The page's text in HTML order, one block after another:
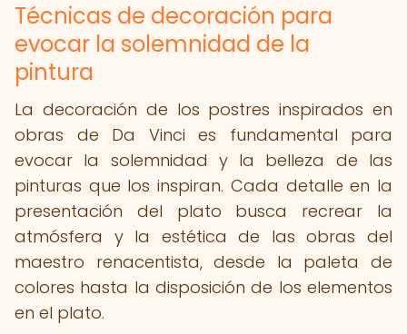
Técnicas de decoración para
evocar la solemnidad de la
pintura
La decoración de los postres inspirados en
obras de Da Vinci es fundamental para
evocar la solemnidad y la belleza de las
pinturas que los inspiran. Cada detalle en la
presentación del plato busca recrear la
atmósfera y la estética de las obras del
maestro renacentista, desde la paleta de
colores hasta la disposición de los elementos
en el plato.